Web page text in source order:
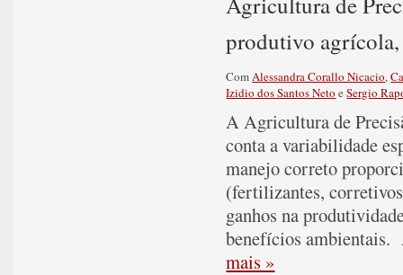
produtivo
Com Alessandra Corallo Nicacio,
Izidio dos Santos Neto eSergio
A Agricultura de
conta a variabilidade
manejo correto
(fertilizantes,
ganhos na
benefícios ambientais.
mais »